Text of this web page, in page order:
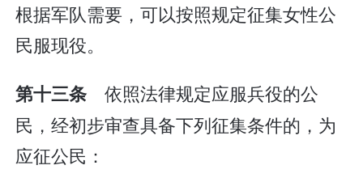
根据军队需要，可以按照规定征集女性公
民服现役。
第十三条 依照法律规定应服兵役的公
民，经初步审查具备下列征集条件的，为
应征公民：